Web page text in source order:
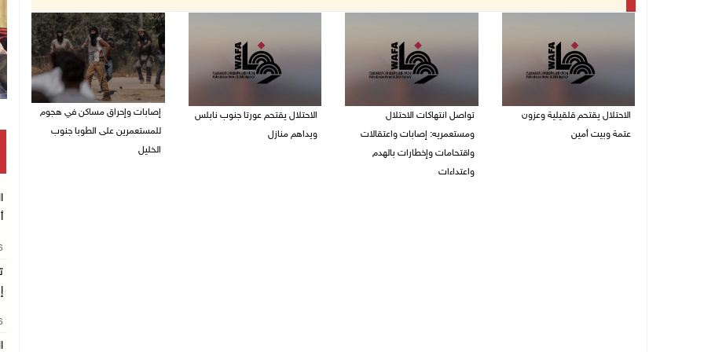
الاحتلال يقتحم قلقيلية وعزون
عتمة وبيت أمين
تواصل انتهاكات الاحتلال
ومستعمريه: إصابات واعتقالات
واقتحامات وإخطارات بالهدم
واعتداءات
الاحتلال يقتحم عورتا جنوب نابلس
ويداهم منازل
إصابات وإحراق مساكن في هجوم
للمستعمرين على الطوبا جنوب
الخليل